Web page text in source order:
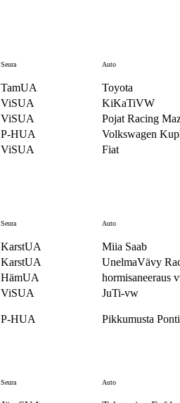
Seura Auto
TamUA Toyota
ViSUA KiKaTiVW
ViSUA Pojat Racing
P-HUA Volkswagen
ViSUA Fiat
Seura Auto
KarstUA Miia Saab
KarstUA UnelmaVävy
HämUA hormisaneeraus
ViSUA JuTi-vw
P-HUA Pikkumusta
Seura Auto